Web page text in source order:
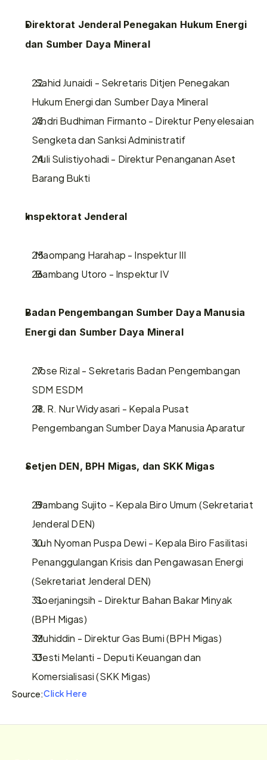
Direktorat Jenderal Penegakan Hukum Energi
dan Sumber Daya Mineral
  Sahid Junaidi - Sekretaris Ditjen Penegakan
Hukum Energi dan Sumber Daya Mineral
  Andri Budhiman Firmanto - Direktur Penyelesaian
Sengketa dan Sanksi Administratif
  Yuli Sulistiyohadi - Direktur Penanganan Aset
Barang Bukti
Inspektorat Jenderal
  Maompang Harahap - Inspektur III
  Bambang Utoro - Inspektur IV
Badan Pengembangan Sumber Daya Manusia
Energi dan Sumber Daya Mineral
  Yose Rizal - Sekretaris Badan Pengembangan
SDM ESDM
  R. R. Nur Widyasari - Kepala Pusat
Pengembangan Sumber Daya Manusia Aparatur
Setjen DEN, BPH Migas, dan SKK Migas
  Bambang Sujito - Kepala Biro Umum (Sekretariat
Jenderal DEN)
  Luh Nyoman Puspa Dewi - Kepala Biro Fasilitasi
Penanggulangan Krisis dan Pengawasan Energi
(Sekretariat Jenderal DEN)
  Soerjaningsih - Direktur Bahan Bakar Minyak
(BPH Migas)
  Muhiddin - Direktur Gas Bumi (BPH Migas)
  Desti Melanti - Deputi Keuangan dan
Komersialisasi (SKK Migas)
Source:Click Here